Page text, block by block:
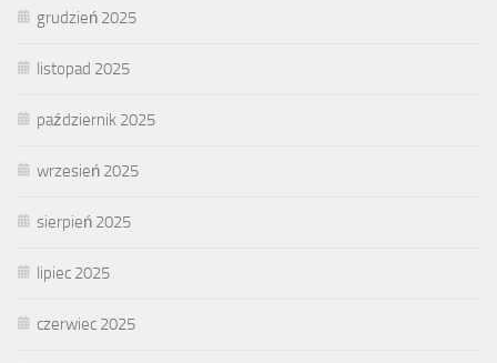
grudzień 2025
listopad 2025
październik 2025
wrzesień 2025
sierpień 2025
lipiec 2025
czerwiec 2025